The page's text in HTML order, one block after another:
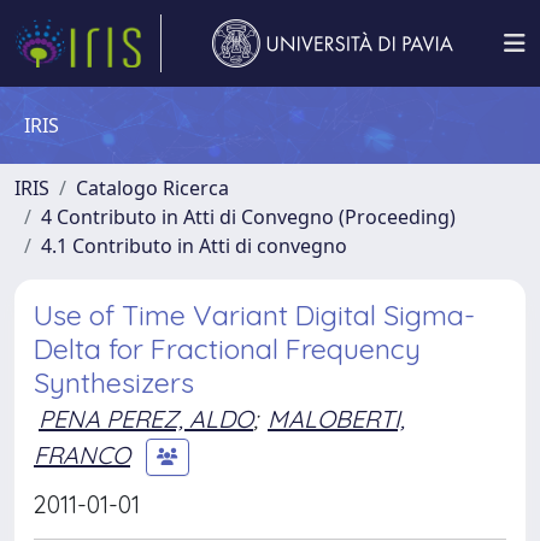
IRIS
IRIS
Catalogo Ricerca
4 Contributo in Atti di Convegno (Proceeding)
4.1 Contributo in Atti di convegno
Use of Time Variant Digital Sigma-
Delta for Fractional Frequency
Synthesizers
PENA PEREZ, ALDO; MALOBERTI,
FRANCO
2011-01-01